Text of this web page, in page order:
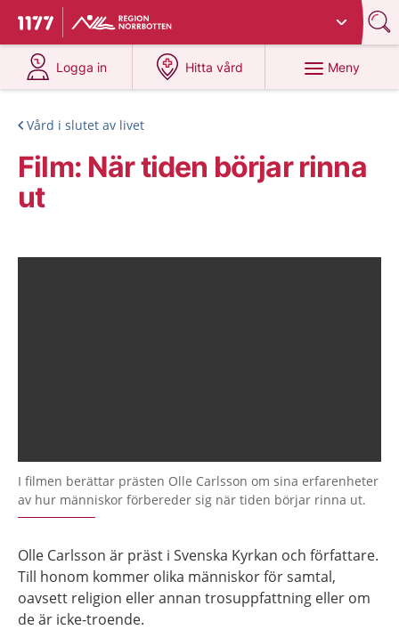
Till startsidan för 1177
Du har valt region
Logga in
på 1177.se
Hitta vård
på 1177.se
Meny
Vård i slutet av livet
Film: När tiden börjar rinna
ut
I filmen berättar prästen Olle Carlsson om sina erfarenheter
av hur människor förbereder sig när tiden börjar rinna ut.
Olle Carlsson är präst i Svenska Kyrkan och författare.
Till honom kommer olika människor för samtal,
oavsett religion eller annan trosuppfattning eller om
de är icke-troende.